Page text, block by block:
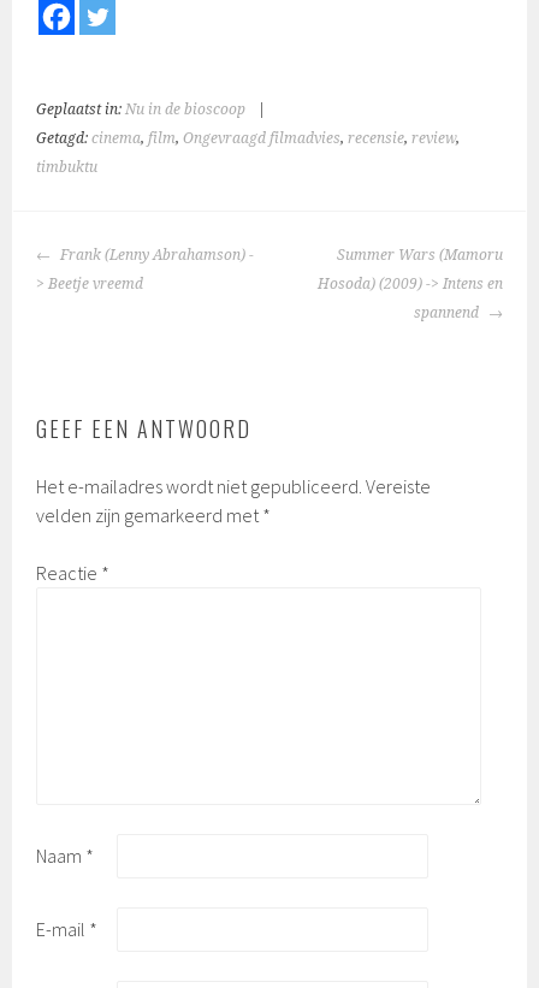
Geplaatst in:Nu in de bioscoop
Getagd:cinema,film,Ongevraagd filmadvies,recensie,review,
timbuktu
BERICHTNAVIGATIE
Frank (Lenny Abrahamson) -
> Beetje vreemd
Summer Wars (Mamoru
Hosoda) (2009) -> Intens en
spannend
GEEF EEN ANTWOORD
Het e-mailadres wordt niet gepubliceerd. Vereiste
velden zijn gemarkeerd met*
Reactie *
Naam *
E-mail *